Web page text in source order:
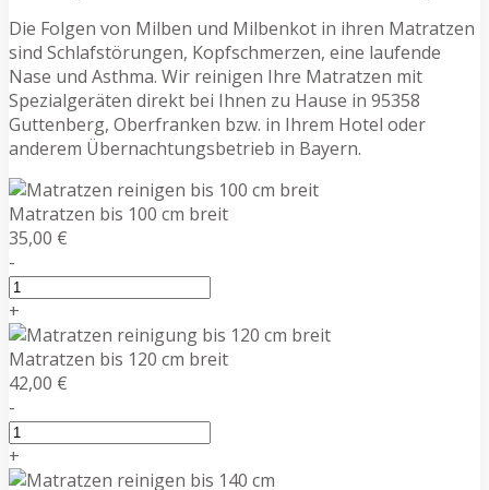
Die Folgen von Milben und Milbenkot in ihren Matratzen
sind Schlafstörungen, Kopfschmerzen, eine laufende
Nase und Asthma. Wir reinigen Ihre Matratzen mit
Spezialgeräten direkt bei Ihnen zu Hause in 95358
Guttenberg, Oberfranken bzw. in Ihrem Hotel oder
anderem Übernachtungsbetrieb in Bayern.
Matratzen bis 100 cm breit
35,00 €
-
+
Matratzen bis 120 cm breit
42,00 €
-
+